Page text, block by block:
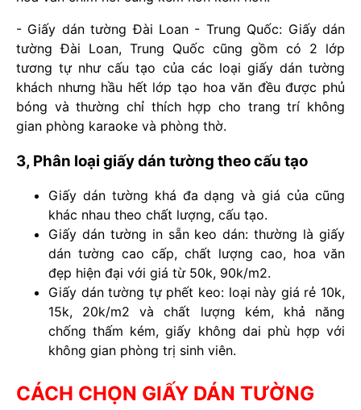
- Giấy dán tường Đài Loan - Trung Quốc: Giấy dán
tường Đài Loan, Trung Quốc cũng gồm có 2 lớp
tương tự như cấu tạo của các loại giấy dán tường
khách nhưng hầu hết lớp tạo hoa văn đều được phủ
bóng và thường chỉ thích hợp cho trang trí không
gian phòng karaoke và phòng thờ.
3, Phân loại giấy dán tường theo cấu tạo
Giấy dán tường khá đa dạng và giá của cũng
khác nhau theo chất lượng, cấu tạo.
Giấy dán tường in sẵn keo dán: thường là giấy
dán tường cao cấp, chất lượng cao, hoa văn
đẹp hiện đại với giá từ 50k, 90k/m2.
Giấy dán tường tự phết keo: loại này giá rẻ 10k,
15k, 20k/m2 và chất lượng kém, khả năng
chống thấm kém, giấy không dai phù hợp với
không gian phòng trị sinh viên.
CÁCH CHỌN GIẤY DÁN TƯỜNG